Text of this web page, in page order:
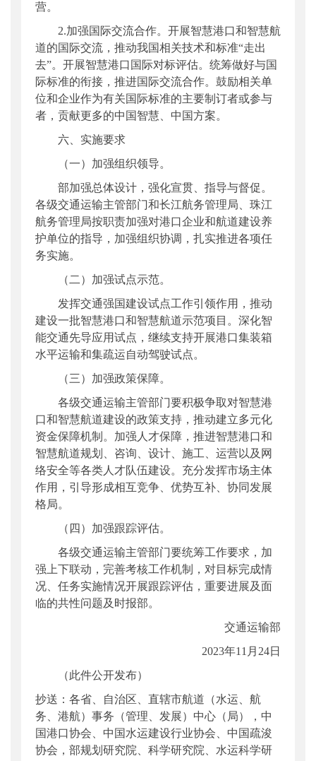
营。
2.加强国际交流合作。开展智慧港口和智慧航
道的国际交流，推动我国相关技术和标准“走出
去”。开展智慧港口国际对标评估。统筹做好与国
际标准的衔接，推进国际交流合作。鼓励相关单
位和企业作为有关国际标准的主要制订者或参与
者，贡献更多的中国智慧、中国方案。
六、实施要求
（一）加强组织领导。
部加强总体设计，强化宣贯、指导与督促。
各级交通运输主管部门和长江航务管理局、珠江
航务管理局按职责加强对港口企业和航道建设养
护单位的指导，加强组织协调，扎实推进各项任
务实施。
（二）加强试点示范。
发挥交通强国建设试点工作引领作用，推动
建设一批智慧港口和智慧航道示范项目。深化智
能交通先导应用试点，继续支持开展港口集装箱
水平运输和集疏运自动驾驶试点。
（三）加强政策保障。
各级交通运输主管部门要积极争取对智慧港
口和智慧航道建设的政策支持，推动建立多元化
资金保障机制。加强人才保障，推进智慧港口和
智慧航道规划、咨询、设计、施工、运营以及网
络安全等各类人才队伍建设。充分发挥市场主体
作用，引导形成相互竞争、优势互补、协同发展
格局。
（四）加强跟踪评估。
各级交通运输主管部门要统筹工作要求，加
强上下联动，完善考核工作机制，对目标完成情
况、任务实施情况开展跟踪评估，重要进展及面
临的共性问题及时报部。
交通运输部
2023年11月24日
（此件公开发布）
抄送：各省、自治区、直辖市航道（水运、航
务、港航）事务（管理、发展）中心（局），中
国港口协会、中国水运建设行业协会、中国疏浚
协会，部规划研究院、科学研究院、水运科学研